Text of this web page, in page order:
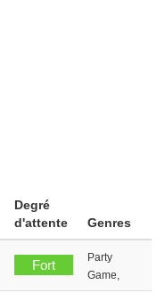
Degré
d'attente
Genres
Fort
Party
Game,